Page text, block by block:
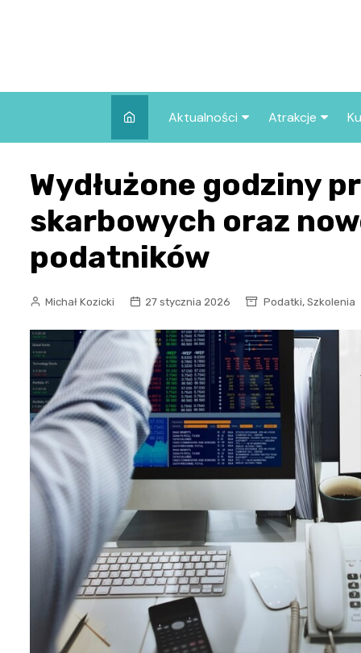
Aktualności
Wszystkie wpisy
Atrakcje
we Wrocławiu
Wrocławiu?
Wydłużone godziny
skarbowych oraz
podatników
Michał Kozicki 27 stycznia 2026 Podatki, Szkolenia